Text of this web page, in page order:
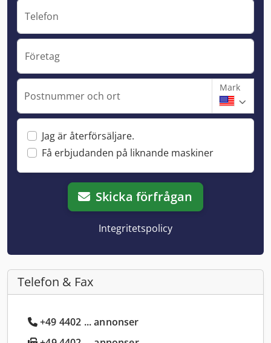
Telefon
Företag
Postnummer och ort
Mark
Jag är återförsäljare.
Få erbjudanden på liknande maskiner
Skicka förfrågan
Integritetspolicy
Telefon & Fax
+49 4402 ... annonser